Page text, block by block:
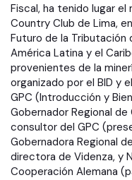
Fiscal, ha tenido lugar
Country Club de Lima,
Futuro de la Tributación
América Latina y el
provenientes de la
organizado por el BID y
GPC (Introducción y
Gobernador Regional
consultor del GPC
Gobernadora Regional
directora de Videnza, y
Cooperación Alemana